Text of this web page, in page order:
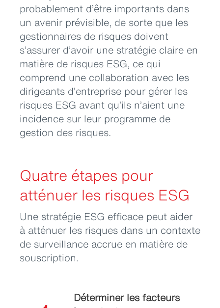
probablement d’être importants dans
un avenir prévisible, de sorte que les
gestionnaires de risques doivent
s’assurer d’avoir une stratégie claire en
matière de risques ESG, ce qui
comprend une collaboration avec les
dirigeants d’entreprise pour gérer les
risques ESG avant qu’ils n’aient une
incidence sur leur programme de
gestion des risques.
Quatre étapes pour
atténuer les risques ESG
Une stratégie ESG efficace peut aider
à atténuer les risques dans un contexte
de surveillance accrue en matière de
souscription.
Déterminer les facteurs